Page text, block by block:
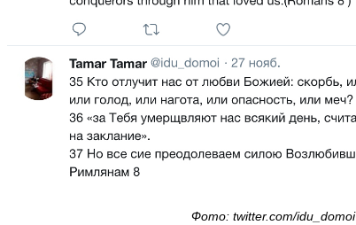
Фото: twitter.com/idu_domoi